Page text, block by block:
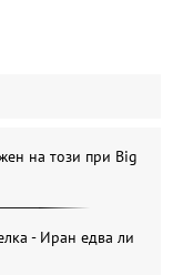
на този при Big
- Иран едва ли